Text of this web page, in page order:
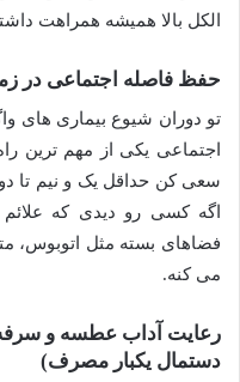
الکل بالا همیشه همراهت
حفظ فاصله اجتماعی در
تو دوران شیوع بیماری های
اجتماعی یکی از مهم ترین
سعی کن حداقل یک و نیم تا
اگه کسی رو دیدی که
فضاهای بسته مثل اتوبوس،
می کنه.
رعایت آداب عطسه و سرفه
دستمال یکبار مصرف)